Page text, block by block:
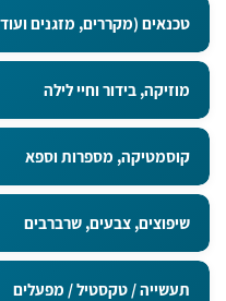
טכנאים (מקררים, מזגנים
מוזיקה, בידור וחיי לילה
קוסמטיקה, מספרות וספא
שיפוצים, צבעים, שרברבים
תעשייה / טקסטיל / מפעלים